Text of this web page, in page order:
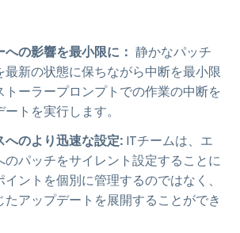
の影響を最小限に： 静かなパッチ
最新の状態に保ちながら中断を最小限
トーラープロンプトでの作業の中断を
トを実行します。
へのより迅速な設定: ITチームは、エ
のパッチをサイレント設定することに
ントを個別に管理するのではなく、
たアップデートを展開することができ